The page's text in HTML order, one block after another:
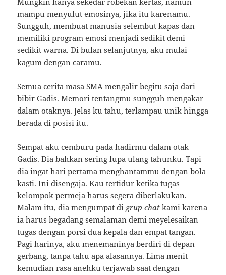
mampu menyulut emosinya, jika itu karenamu.
Sungguh, membuat manusia selembut kapas dan
memiliki program emosi menjadi sedikit demi
sedikit warna.Di bulan selanjutnya, aku mulai
kagum dengan caramu.
Semua cerita masa SMA mengalir begitu saja dari
bibir Gadis.Memori tentangmu sungguh mengakar
dalam otaknya.Jelas ku tahu, terlampau unik hingga
berada di posisi itu.
Sempat aku cemburu pada hadirmu dalam otak
Gadis.Dia bahkan sering lupa ulang tahunku.Tapi
dia ingat hari pertama menghantammu dengan bola
kasti.Ini disengaja.Kau tertidur ketika tugas
kelompok permeja harus segera diberlakukan.
Malam itu, dia mengumpat di grup chat kami karena
ia harus begadang semalaman demi meyelesaikan
tugas dengan porsi dua kepala dan empat tangan.
Pagi harinya, aku menemaninya berdiri di depan
gerbang, tanpa tahu apa alasannya.Lima menit
kemudian rasa anehku terjawab saat dengan